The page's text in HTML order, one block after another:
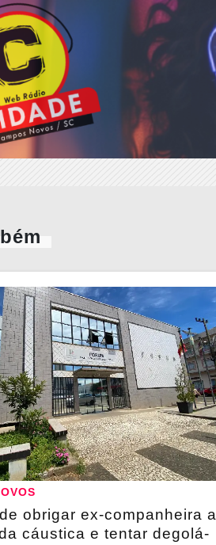
obrigar ex-companheira a
cáustica e tentar degolá-